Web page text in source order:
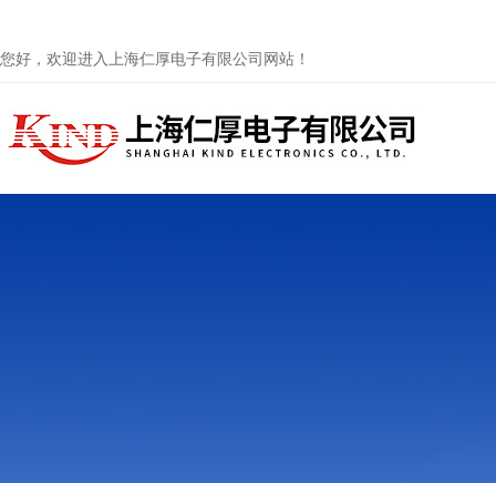
您好，欢迎进入上海仁厚电子有限公司网站！